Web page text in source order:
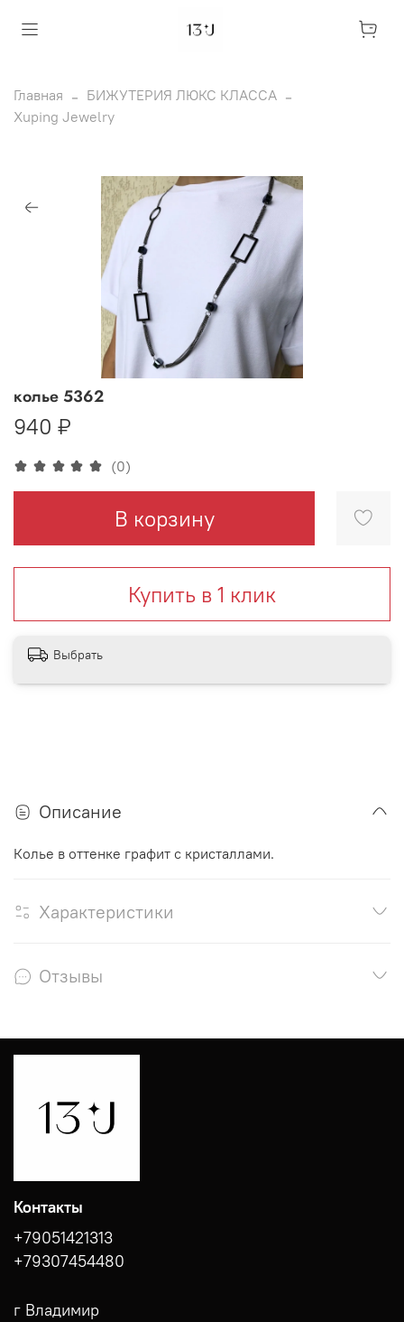
Главная
БИЖУТЕРИЯ ЛЮКС КЛАССА
Xuping Jewelry
(0)
колье 5362
940 ₽
В корзину
Купить в 1 клик
Выбрать
Описание
Колье в оттенке графит с кристаллами.
Характеристики
Отзывы
Контакты
+79051421313
+79307454480
г Владимир